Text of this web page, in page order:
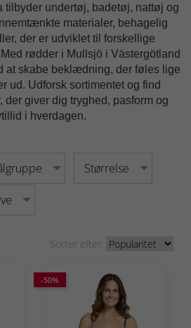
tilbyder undertøj, badetøj, nattøj og
materialer, behagelig
der er udviklet til forskellige
rødder i Mullsjö i Västergötland
at skabe beklædning, der føles lige
ud. Udforsk sortimentet og find
der giver dig tryghed, pasform og
i hverdagen.
Størrelse
Sorter efter:
-50%